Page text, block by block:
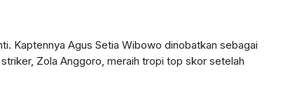
Kaptennya Agus Setia Wibowo dinobatkan sebagai
Zola Anggoro, meraih tropi top skor setelah